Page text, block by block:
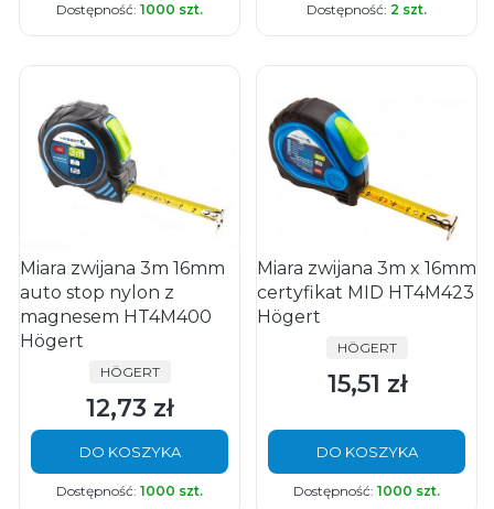
Dostępność: 1000 szt. Dostępność: 2 szt.
Miara zwijana 3m 16mm
auto stop nylon z
magnesem HT4M400
Högert
PRODUCENT
HÖGERT
Cena
12,73 zł
DO KOSZYKA
Dostępność: 1000 szt.
Miara zwijana 3m x 16mm
certyfikat MID HT4M423
Högert
PRODUCENT
HÖGERT
Cena
15,51 zł
DO KOSZYKA
Dostępność: 1000 szt.